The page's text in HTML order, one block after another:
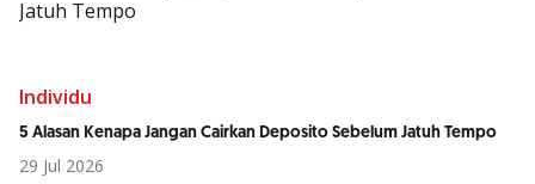
Individu
5 Alasan Kenapa Jangan Cairkan Deposito Sebelum Jatuh Tempo
29 Jul 2026